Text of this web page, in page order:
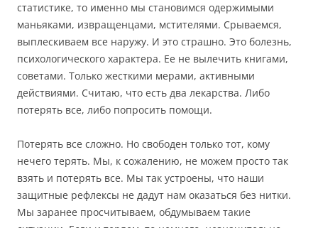
статистике, то именно мы становимся одержимыми
маньяками, извращенцами, мстителями. Срываемся,
выплескиваем все наружу. И это страшно. Это болезнь,
психологического характера. Ее не вылечить книгами,
советами. Только жесткими мерами, активными
действиями. Считаю, что есть два лекарства. Либо
потерять все, либо попросить помощи.
Потерять все сложно. Но свободен только тот, кому
нечего терять. Мы, к сожалению, не можем просто так
взять и потерять все. Мы так устроены, что наши
защитные рефлексы не дадут нам оказаться без нитки.
Мы заранее просчитываем, обдумываем такие